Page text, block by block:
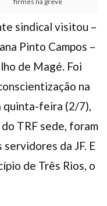
sindical visitou –
Pinto Campos –
de Magé. Foi
na
quinta-feira (2/7),
TRF sede, foram
da JF. E
de Três Rios, o